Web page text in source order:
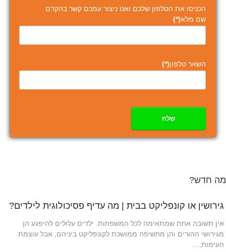
הכניסו את הטלפון שלכם ואנו ניצור עמכם קשר בהקדם
שם מלא(*)
השאר טלפון(*)
שלח
מה חדש?
גירושין או קונפליקט בבית | מה עדיף פסיכולוגית לילדים?
אין תשובה אחת שמתאימה לכל המשפחות. ילדים עלולים להיפגע הן
מגירושי ההורים והן מחשיפה ממושכת לקונפליקט ביניהם, אבל עוצמת
העימות,…